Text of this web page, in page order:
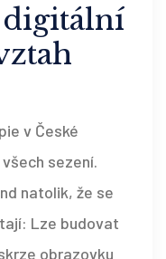
digitální
v České
sezení.
natolik, že se
Lze budovat
obrazovku